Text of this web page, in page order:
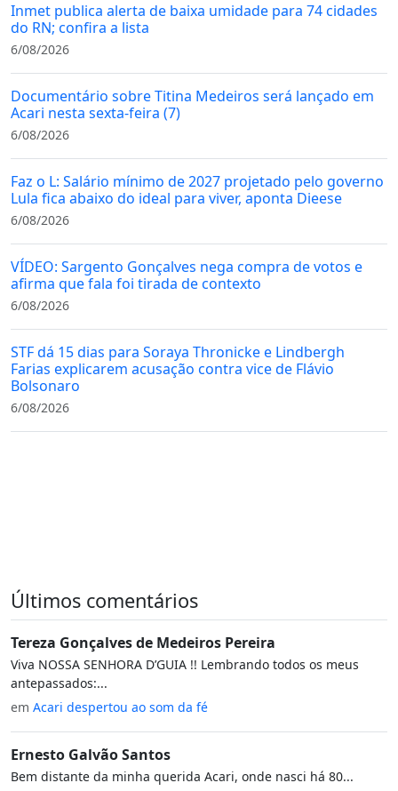
Inmet publica alerta de baixa umidade para 74 cidades
do RN; confira a lista
6/08/2026
Documentário sobre Titina Medeiros será lançado em
Acari nesta sexta-feira (7)
6/08/2026
Faz o L: Salário mínimo de 2027 projetado pelo governo
Lula fica abaixo do ideal para viver, aponta Dieese
6/08/2026
VÍDEO: Sargento Gonçalves nega compra de votos e
afirma que fala foi tirada de contexto
6/08/2026
STF dá 15 dias para Soraya Thronicke e Lindbergh
Farias explicarem acusação contra vice de Flávio
Bolsonaro
6/08/2026
Últimos comentários
Tereza Gonçalves de Medeiros Pereira
Viva NOSSA SENHORA D’GUIA !! Lembrando todos os meus
antepassados:...
em Acari despertou ao som da fé
Ernesto Galvão Santos
Bem distante da minha querida Acari, onde nasci há 80...